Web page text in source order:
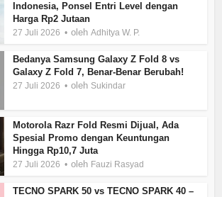
Indonesia, Ponsel Entri Level dengan
Harga Rp2 Jutaan
27 Juli 2026 olehAdhitya W. P.
Bedanya Samsung Galaxy Z Fold 8 vs
Galaxy Z Fold 7, Benar-Benar Berubah!
27 Juli 2026 oleh Sukindar
Motorola Razr Fold Resmi Dijual, Ada
Spesial Promo dengan Keuntungan
Hingga Rp10,7 Juta
27 Juli 2026 oleh Fauzi Rasyad
TECNO SPARK 50 vs TECNO SPARK 40 –